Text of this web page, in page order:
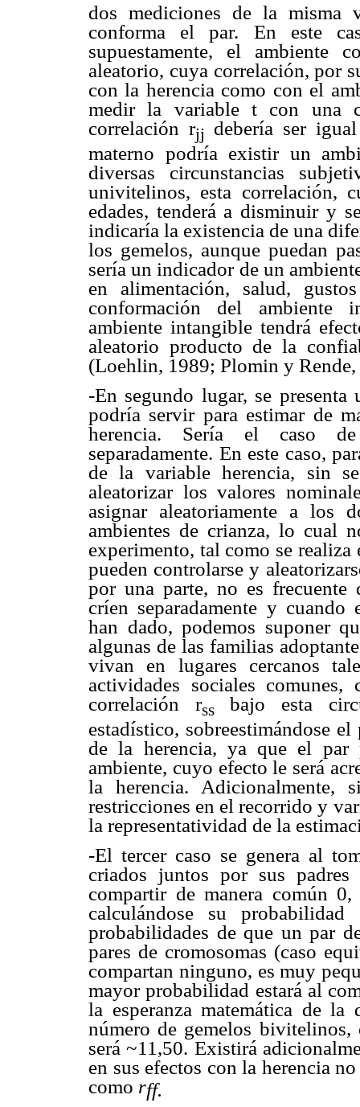
dos mediciones de la misma
conforma el par. En este
supuestamente, el ambiente
aleatorio, cuya correlación, por
con la herencia como con el
medir la variable t con una
correlación rjj
debería ser
materno podría existir un
diversas circunstancias
univitelinos, esta correlación,
edades, tenderá a disminuir y
indicaría la existencia de una
los gemelos, aunque puedan
sería un indicador de un
en alimentación, salud,
conformación del ambiente
ambiente intangible tendrá
aleatorio producto de la
(Loehlin, 1989; Plomin y
-En segundo lugar, se
podría servir para estimar de
herencia. Sería el caso
separadamente. En este caso,
de la variable herencia, sin
aleatorizar los valores
asignar aleatoriamente a los
ambientes de crianza, lo cual
experimento, tal como se
pueden controlarse y
por una parte, no es frecuente
críen separadamente y cuando
han dado, podemos suponer
algunas de las familias
vivan en lugares cercanos
actividades sociales
correlación rss
bajo esta
estadístico, sobreestimándose
de la herencia, ya que el par
ambiente, cuyo efecto le será
la herencia. Adicionalmente,
restricciones en el recorrido y
la representatividad de la
-El tercer caso se genera al
criados juntos por sus padres
compartir de manera común
calculándose su
probabilidades de que un par
pares de cromosomas (caso
compartan ninguno, es muy
mayor probabilidad estará al
la esperanza matemática de
número de gemelos
será ~11,50. Existirá
en sus efectos con la herencia
como rff.